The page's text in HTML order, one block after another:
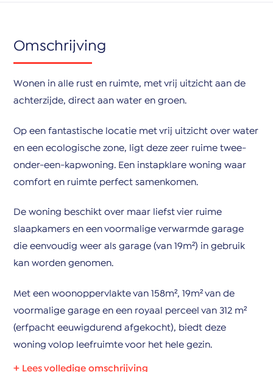
Omschrijving
Wonen in alle rust en ruimte, met vrij uitzicht aan de
achterzijde, direct aan water en groen.
Op een fantastische locatie met vrij uitzicht over water
en een ecologische zone, ligt deze zeer ruime twee-
onder-een-kapwoning. Een instapklare woning waar
comfort en ruimte perfect samenkomen.
De woning beschikt over maar liefst vier ruime
slaapkamers en een voormalige verwarmde garage
die eenvoudig weer als garage (van 19m²) in gebruik
kan worden genomen.
Met een woonoppervlakte van 158m², 19m² van de
voormalige garage en een royaal perceel van 312 m²
(erfpacht eeuwigdurend afgekocht), biedt deze
woning volop leefruimte voor het hele gezin.